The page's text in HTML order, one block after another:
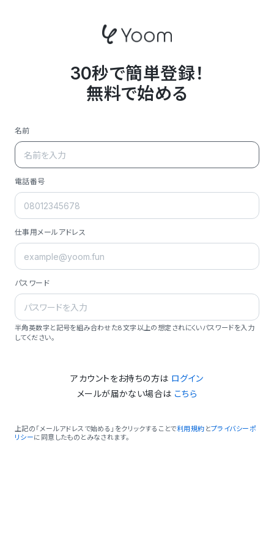
30秒で簡単登録！
無料で始める
名前
電話番号
仕事用メールアドレス
パスワード
半角英数字と記号を組み合わせた8文字以上の想定されにくいパスワードを入力
してください。
アカウントをお持ちの方は ログイン
メールが届かない場合は こちら
上記の「メールアドレスで始める」をクリックすることで利用規約 とプライバシーポ
リシーに同意したものとみなされます。